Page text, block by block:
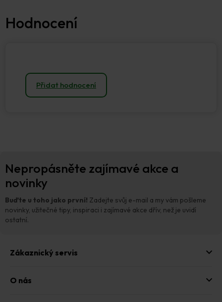
Přidat hodnocení
Nepropásněte zajímavé akce a
novinky
Buďte u toho jako první! Zadejte svůj e-mail a my vám pošleme
novinky, užitečné tipy, inspiraci i zajímavé akce dřív, než je uvidí
ostatní.
Zákaznický servis
O nás